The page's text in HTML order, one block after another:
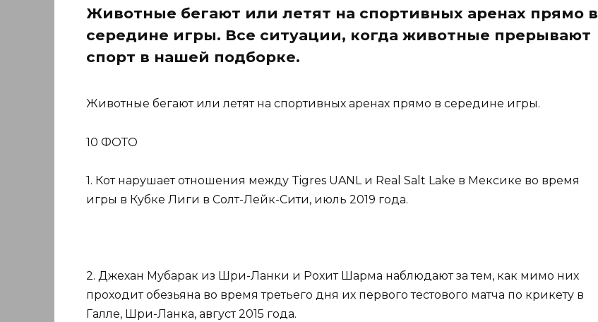
Животные бегают или летят на спортивных аренах прямо в
середине игры. Все ситуации, когда животные прерывают
спорт в нашей подборке.
Животные бегают или летят на спортивных аренах прямо в середине игры.
10 ФОТО
1. Кот нарушает отношения между Tigres UANL и Real Salt Lake в Мексике во время
игры в Кубке Лиги в Солт-Лейк-Сити, июль 2019 года.
2. Джехан Мубарак из Шри-Ланки и Рохит Шарма наблюдают за тем, как мимо них
проходит обезьяна во время третьего дня их первого тестового матча по крикету в
Галле, Шри-Ланка, август 2015 года.